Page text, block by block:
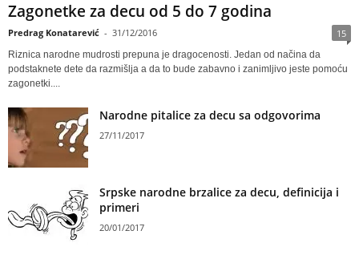
Zagonetke za decu od 5 do 7 godina
Predrag Konatarević - 31/12/2016 15
Riznica narodne mudrosti prepuna je dragocenosti. Jedan od načina da
podstaknete dete da razmišlja a da to bude zabavno i zanimljivo jeste pomoću
zagonetki....
Narodne pitalice za decu sa odgovorima
27/11/2017
Srpske narodne brzalice za decu, definicija i
primeri
20/01/2017